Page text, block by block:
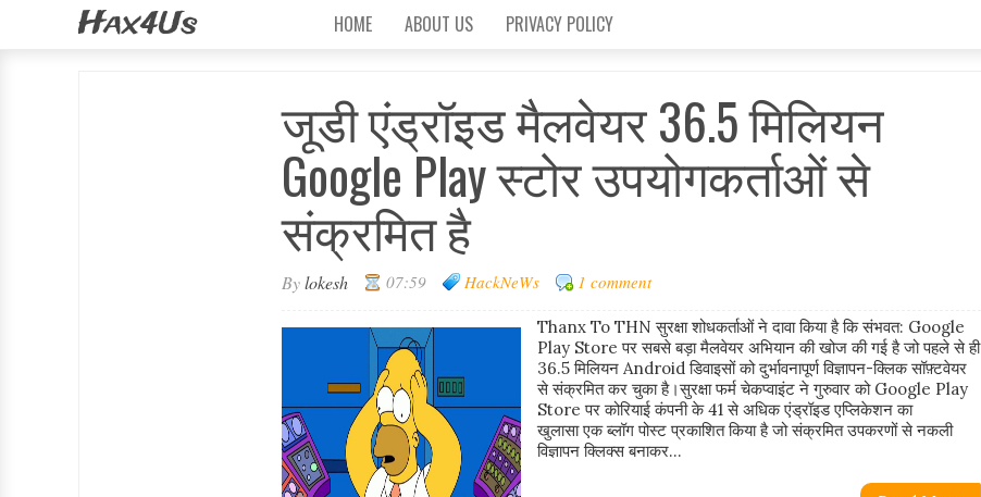
Hax4Us HOME ABOUT US PRIVACY POLICY
जूडी एंड्रॉइड मैलवेयर 36.5 मिलियन
Google Play स्टोर उपयोगकर्ताओं से
संक्रमित है
Bylokesh 07:59 HackNeWs 1 comment
Thanx To THN सुरक्षा शोधकर्ताओं ने दावा किया है कि संभवत: Google
Play Store पर सबसे बड़ा मैलवेयर अभियान की खोज की गई है जो पहले से ही
36.5 मिलियन Android डिवाइसों को दुर्भावनापूर्ण विज्ञापन-क्लिक सॉफ़्टवेयर
से संक्रमित कर चुका है।सुरक्षा फर्म चेकप्वाइंट ने गुरुवार को Google Play
Store पर कोरियाई कंपनी के 41 से अधिक एंड्रॉइड एप्लिकेशन का
खुलासा एक ब्लॉग पोस्ट प्रकाशित किया है जो संक्रमित उपकरणों से नकली
विज्ञापन क्लिक्स बनाकर...